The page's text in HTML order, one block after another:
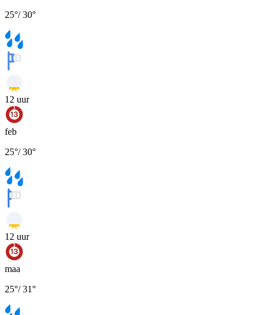
25°/30°
12 uur
feb
25°/30°
12 uur
maa
25°/31°